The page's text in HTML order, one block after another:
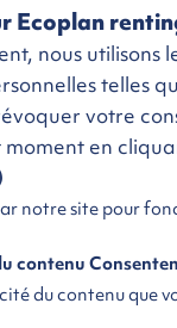
Ecoplan
nous
telles
votre
en
notre site pour
contenu
du contenu que